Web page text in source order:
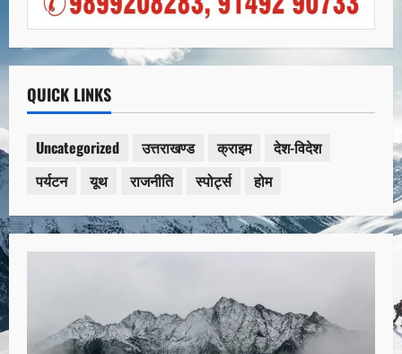
QUICK LINKS
Uncategorized उत्तराखण्ड क्राइम
देश-विदेश
पर्यटन
यूथ राजनीति स्पोर्ट्स होम